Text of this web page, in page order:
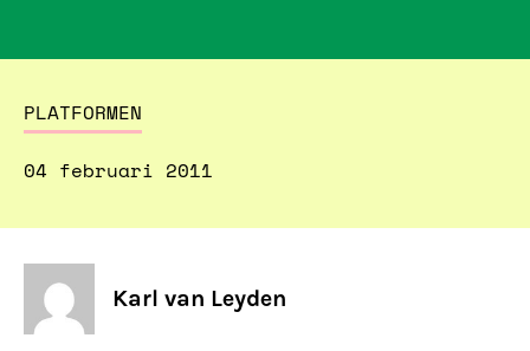
PLATFORMEN
04 februari 2011
Karl van Leyden